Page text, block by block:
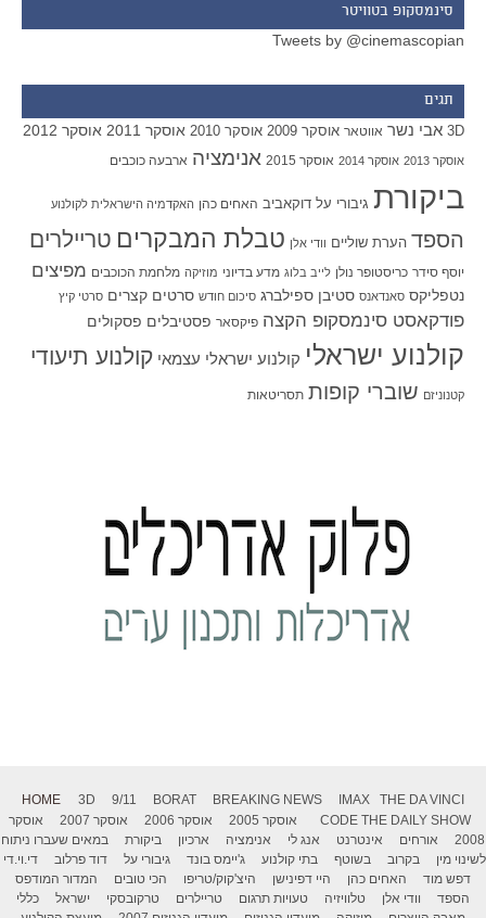
סינמסקופ בטוויטר
Tweets by @cinemascopian
תגים
3D אבי נשר אווטאר אוסקר 2009 אוסקר 2010 אוסקר 2011 אוסקר 2012
אוסקר 2013 אוסקר 2014 אוסקר 2015 אנימציה ארבעה כוכבים
ביקורת גיבורי על דוקאביב האחים כהן האקדמיה הישראלית לקולנוע
הספד הערת שוליים וודי אלן טבלת המבקרים טריילרים
יוסף סידר כריסטופר נולן לייב בלוג מדע בדיוני מוזיקה מלחמת הכוכבים מפיצים
נטפליקס סאנדאנס סטיבן ספילברג סיכום חודש סרטים קצרים סרטי קיץ
פודקאסט סינמסקופ הקצה פיקסאר פסטיבלים פסקולים
קולנוע ישראלי קולנוע ישראלי עצמאי קולנוע תיעודי
קטנוניזם שוברי קופות תסריטאות
HOME 3D 9/11 BORAT BREAKING NEWS IMAX
THE DA VINCI
CODE THE DAILY SHOW אוסקר 2005 אוסקר 2006 אוסקר 2007
אוסקר
2008
אורחים אינטרנט אנג לי אנימציה ארכיון ביקורת
במאים שעברו ניתוח
לשינוי מין
בקרוב בשוטף בתי קולנוע ג'יימס בונד גיבורי על דוד פרלוב
די.וי.די
דפש מוד
האחים כהן היי דפינישן היצ'קוק/טריפו הכי טובים
המדור המודפס
הספד
וודי אלן טלוויזיה טעויות תרגום טריילרים טרקובסקי ישראל
כללי